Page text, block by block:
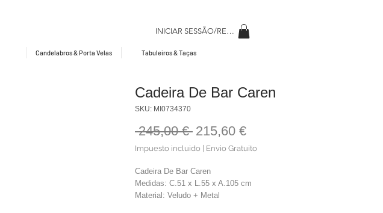
INICIAR SESSÃO/REGISAR
Candelabros & Porta Velas Tabuleiros & Taças
Cadeira De Bar Caren
SKU: MI0734370
245,00 € Precio
215,60 €Precio
de
Impuesto incluido Envio Gratuito
Cadeira De Bar Caren
Medidas: C.51 x L.55 x A.105 cm
Material: Veludo + Metal